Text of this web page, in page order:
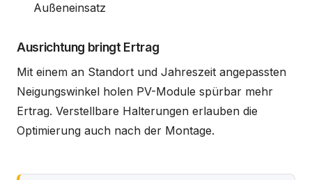
Außeneinsatz
Ausrichtung bringt Ertrag
Mit einem an Standort und Jahreszeit angepassten
Neigungswinkel holen PV-Module spürbar mehr
Ertrag. Verstellbare Halterungen erlauben die
Optimierung auch nach der Montage.